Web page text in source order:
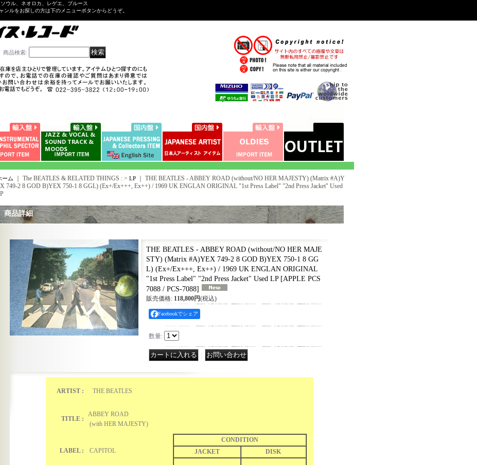
ウル、ネオロカ、レゲエ、ブルース
ルをお探しの方は下のメニューボタンからどうぞ。
商品検索:
ーム ｜ The BEATLES & RELATED THINGS : > LP｜ THE BEATLES - ABBEY ROAD (without/NO HER MAJESTY) (Matrix #A)Y
749-2 8 GOD B)YEX 750-1 8 GGL) (Ex+/Ex+++, Ex++) / 1969 UK ENGLAN ORIGINAL "1st Press Label" "2nd Press Jacket" Used
商品詳細
THE BEATLES - ABBEY ROAD (without/NO HER MAJE
STY) (Matrix #A)YEX 749-2 8 GOD B)YEX 750-1 8 GG
L) (Ex+/Ex+++, Ex++) / 1969 UK ENGLAN ORIGINAL
"1st Press Label" "2nd Press Jacket" Used LP [APPLE PCS
7088 / PCS-7088]
販売価格: 118,800円(税込)
Facebookでシェア
数量:
ARTIST : THE BEATLES
TITLE :
ABBEY ROAD
(with HER MAJESTY)
LABEL : CAPITOL
CONDITION
JACKET
DISK